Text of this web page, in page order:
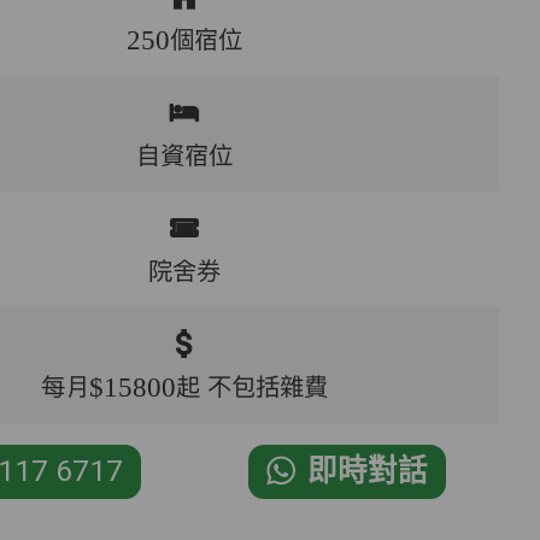
250個宿位
自資宿位
院舍券
每月$15800起 不包括雜費
6717 即時對話